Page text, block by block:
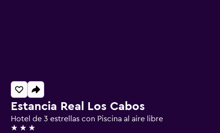
Estancia Real Los Cabos
Hotel de 3 estrellas con Piscina al aire libre